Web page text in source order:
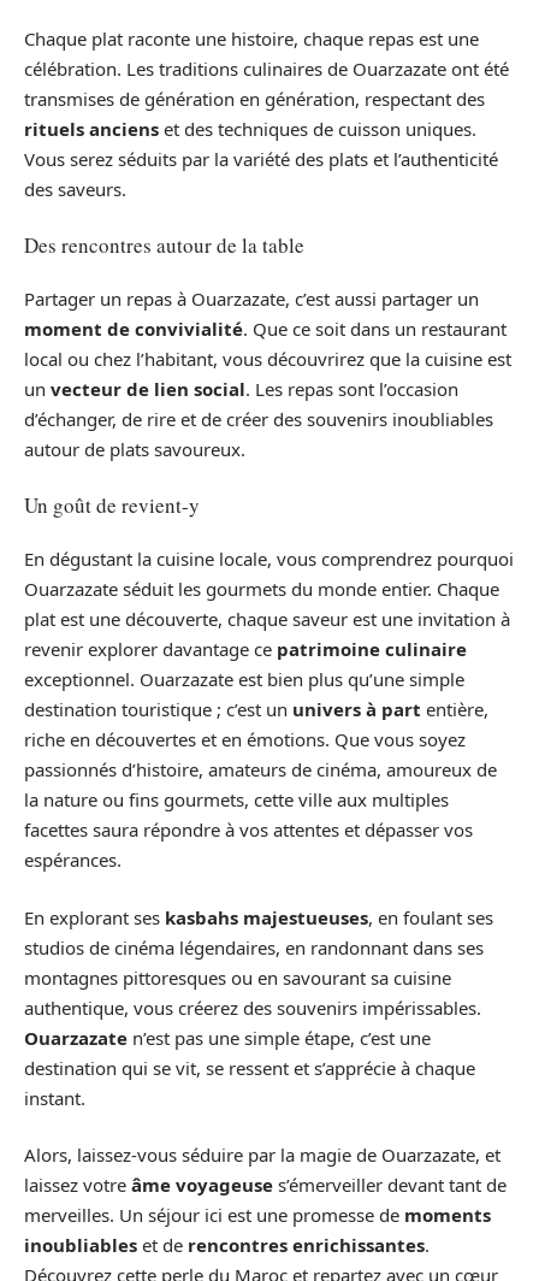
Chaque plat raconte une histoire, chaque repas est une
célébration. Les traditions culinaires de Ouarzazate ont été
transmises de génération en génération, respectant des
rituels anciens et des techniques de cuisson uniques.
Vous serez séduits par la variété des plats et l’authenticité
des saveurs.
Des rencontres autour de la table
Partager un repas à Ouarzazate, c’est aussi partager un
moment de convivialité. Que ce soit dans un restaurant
local ou chez l’habitant, vous découvrirez que la cuisine est
un vecteur de lien social. Les repas sont l’occasion
d’échanger, de rire et de créer des souvenirs inoubliables
autour de plats savoureux.
Un goût de revient-y
En dégustant la cuisine locale, vous comprendrez pourquoi
Ouarzazate séduit les gourmets du monde entier. Chaque
plat est une découverte, chaque saveur est une invitation à
revenir explorer davantage ce patrimoine culinaire
exceptionnel. Ouarzazate est bien plus qu’une simple
destination touristique ; c’est un univers à part entière,
riche en découvertes et en émotions. Que vous soyez
passionnés d’histoire, amateurs de cinéma, amoureux de
la nature ou fins gourmets, cette ville aux multiples
facettes saura répondre à vos attentes et dépasser vos
espérances.
En explorant ses kasbahs majestueuses, en foulant ses
studios de cinéma légendaires, en randonnant dans ses
montagnes pittoresques ou en savourant sa cuisine
authentique, vous créerez des souvenirs impérissables.
Ouarzazate n’est pas une simple étape, c’est une
destination qui se vit, se ressent et s’apprécie à chaque
instant.
Alors, laissez-vous séduire par la magie de Ouarzazate, et
laissez votre âme voyageuse s’émerveiller devant tant de
merveilles. Un séjour ici est une promesse de moments
inoubliables et de rencontres enrichissantes.
Découvrez cette perle du Maroc et repartez avec un cœur